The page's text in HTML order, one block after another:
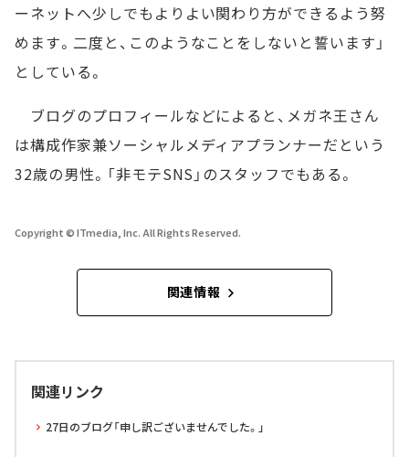
ーネットへ少しでもよりよい関わり方ができるよう努
めます。二度と、このようなことをしないと誓います」
としている。
ブログのプロフィールなどによると、メガネ王さん
は構成作家兼ソーシャルメディアプランナーだという
32歳の男性。「非モテSNS」のスタッフでもある。
Copyright © ITmedia, Inc. All Rights Reserved.
関連情報
関連リンク
27日のブログ「申し訳ございませんでした。」